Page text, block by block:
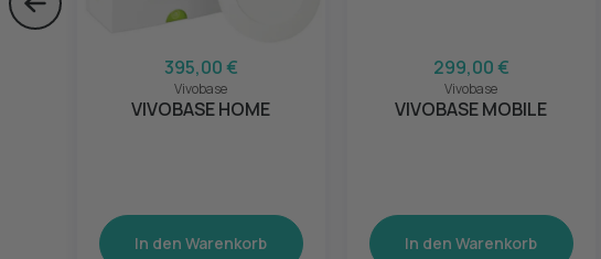
395,00 €
Vivobase
VIVOBASE HOME
In den Warenkorb
299,00 €
Vivobase
VIVOBASE MOBILE
In den Warenkorb
Skip to previous slide page